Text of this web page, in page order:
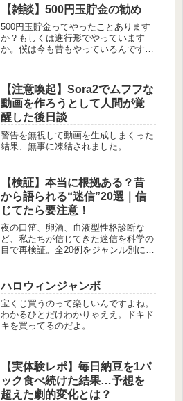
どいろいろみてきたつもり。ちなみに
予約はエクスペディア。
【雑談】500円玉貯金の勧め
500円玉貯金ってやったことあります
か？もしくは進行形でやっています
か。僕は今も昔もやっているんですけ
【注意喚起】Sora2でムフフな
動画を作ろうとして人間が覚
醒した後日談
警告を無視して動画を生成しまくった
結果、無事に凍結されました。
【検証】本当に根拠ある？昔
から語られる“迷信”20選｜信
じてたら要注意！
夜の口笛、卵酒、血液型性格診断な
ど、私たちが信じてきた迷信を科学の
目で再検証。全20例をジャンル別に解
ハロウィンジャンボ
宝くじ買うのって楽しいんですよね。
わかるひとだけわかりゃええ。ドキド
キを買ってるのだよ。
【実体験レポ】毎日納豆を1パ
ック食べ続けた結果…予想を
超えた劇的変化とは？